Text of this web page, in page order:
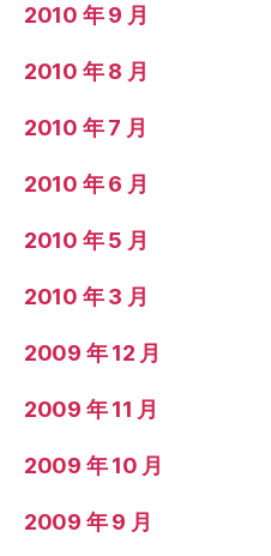
2010 年 9 月
2010 年 8 月
2010 年 7 月
2010 年 6 月
2010 年 5 月
2010 年 3 月
2009 年 12 月
2009 年 11 月
2009 年 10 月
2009 年 9 月